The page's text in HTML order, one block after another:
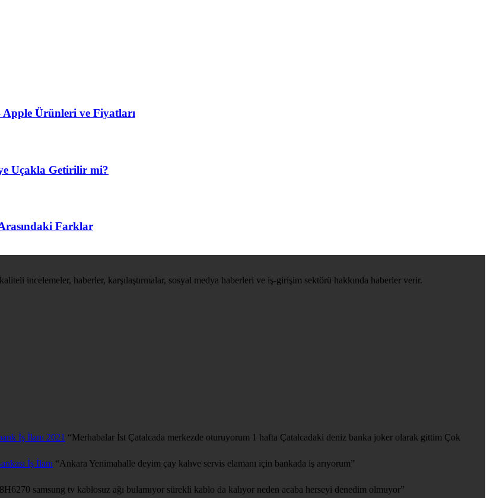
Apple Ürünleri ve Fiyatları
Uçakla Getirilir mi?
Farklar
incelemeler, haberler, karşılaştırmalar, sosyal medya haberleri ve iş-girişim sektörü hakkında haberler verir.
İş İlanı 2021 “Merhabalar İst Çatalcada merkezde oturuyorum 1 hafta Çatalcadaki deniz banka joker olarak gittim Çok
İş İlanı “Ankara Yenimahalle deyim çay kahve servis elamanı için bankada iş arıyorum”
samsung tv kablosuz ağı bulamıyor sürekli kablo da kalıyor neden acaba herseyi denedim olmuyor”